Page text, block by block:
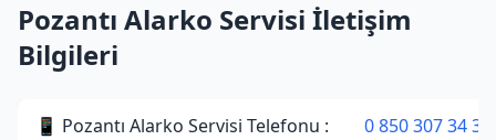
Pozantı Alarko Servisi İletişim
Bilgileri
📱 Pozantı Alarko Servisi Telefonu : 0 850 307 34 38